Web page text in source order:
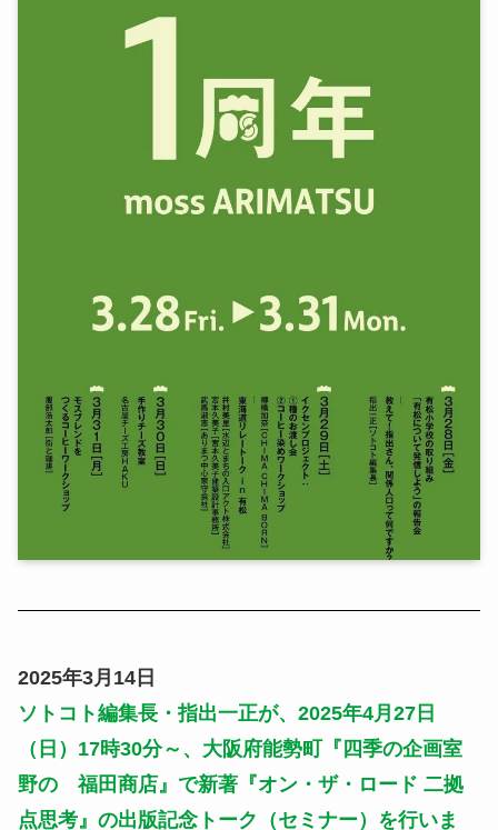
2025年3月14日
ソトコト編集長・指出一正が、2025年4月27日
（日）17時30分～、大阪府能勢町『四季の企画室
野の 福田商店』で新著『オン・ザ・ロード 二拠
点思考』の出版記念トーク（セミナー）を行いま